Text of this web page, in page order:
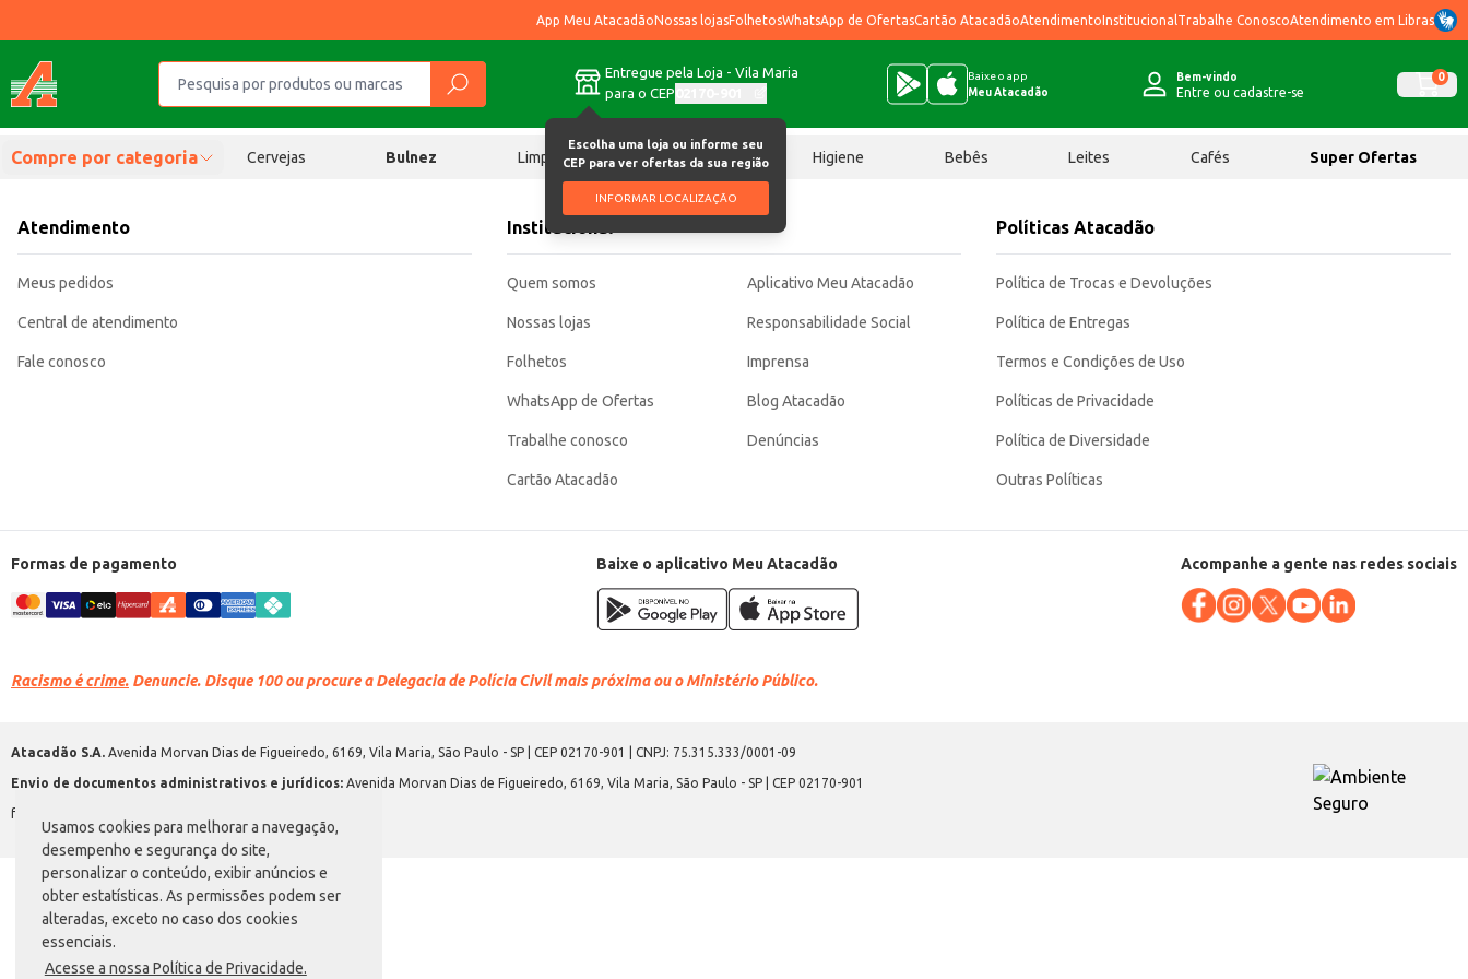
Usamos cookies para melhorar a navegação,
desempenho e segurança do site,
personalizar o conteúdo, exibir anúncios e
obter estatísticas. As permissões podem ser
alteradas, exceto no caso dos cookies
essenciais.
Acesse a nossa Política de Privacidade.
App Meu AtacadãoNossas lojasFolhetosWhatsApp de OfertasCartão AtacadãoAtendimentoInstitucional Trabalhe ConoscoAtendimento em Libras
Entregue pela Loja - Vila Maria
para o CEP
Escolha uma loja ou informe seu
CEP para ver ofertas da sua região
INFORMAR LOCALIZAÇÃO
Baixe o app
Meu Atacadão
Bem-vindo
Entre ou cadastre-se
0
Compre por categoria Cervejas Bulnez Limpeza Chocolates Higiene Bebês Leites Cafés Super Ofertas
Atendimento
Meus pedidos
Central de atendimento
Fale conosco
Institucional
Quem somos
Nossas lojas
Folhetos
WhatsApp de Ofertas
Trabalhe conosco
Cartão Atacadão
Aplicativo Meu Atacadão
Responsabilidade Social
Imprensa
Blog Atacadão
Denúncias
Políticas Atacadão
Política de Trocas e Devoluções
Política de Entregas
Termos e Condições de Uso
Políticas de Privacidade
Política de Diversidade
Outras Políticas
Formas de pagamento Baixe o aplicativo Meu Atacadão Acompanhe a gente nas redes sociais
Racismo é crime. Denuncie. Disque 100 ou procure a Delegacia de Polícia Civil mais próxima ou o Ministério Público.
Atacadão S.A. Avenida Morvan Dias de Figueiredo, 6169, Vila Maria, São Paulo - SP | CEP 02170-901 | CNPJ: 75.315.333/0001-09
Envio de documentos administrativos e jurídicos: Avenida Morvan Dias de Figueiredo, 6169, Vila Maria, São Paulo - SP | CEP 02170-901
faleconosco@atacadao.com.br